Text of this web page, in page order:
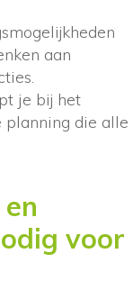
aan
je bij het
planning die alle
voor